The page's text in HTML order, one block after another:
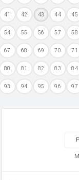
41 42 43 44 45
54 55 56 57 58
67 68 69 70 71
80 81 82 83 84
93 94 95 96 97